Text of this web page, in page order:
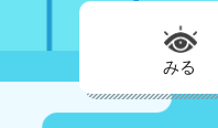
みる